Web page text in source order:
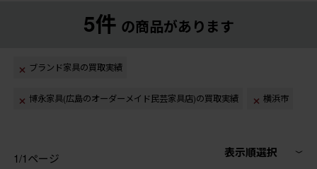
5件 の商品があります
ブランド家具の買取実績
博永家具(広島のオーダーメイド民芸家具店)の買取実績 横浜市
1/1ページ 表示順選択